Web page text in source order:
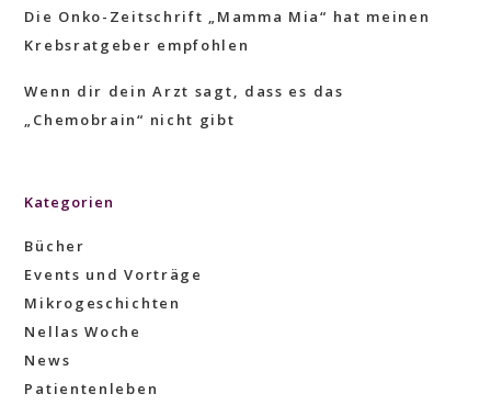
Die Onko-Zeitschrift „Mamma Mia“ hat meinen
Krebsratgeber empfohlen
Wenn dir dein Arzt sagt, dass es das
„Chemobrain“ nicht gibt
Kategorien
Bücher
Events und Vorträge
Mikrogeschichten
Nellas Woche
News
Patientenleben